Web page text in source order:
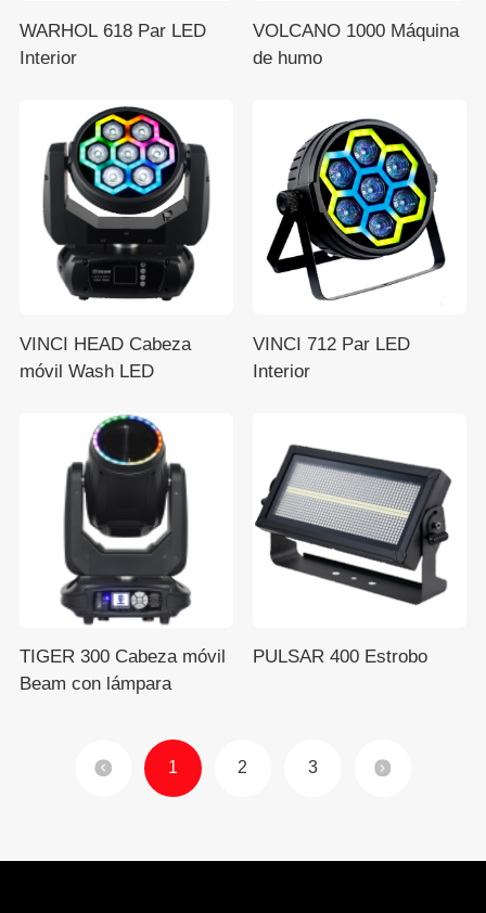
WARHOL 618 Par LED
Interior
VOLCANO 1000 Máquina
de humo
VINCI HEAD Cabeza
móvil Wash LED
VINCI 712 Par LED
Interior
TIGER 300 Cabeza móvil
Beam con lámpara
PULSAR 400 Estrobo
1 2 3